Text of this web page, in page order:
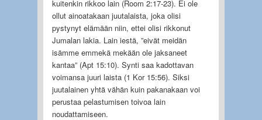
kuitenkin rikkoo lain (Room 2:17-23). Ei ole
ollut ainoatakaan juutalaista, joka olisi
pystynyt elämään niin, ettei olisi rikkonut
Jumalan lakia. Lain iestä, ”eivät meidän
isämme emmekä mekään ole jaksaneet
kantaa” (Apt 15:10). Synti saa kadottavan
voimansa juuri laista (1 Kor 15:56). Siksi
juutalainen yhtä vähän kuin pakanakaan voi
perustaa pelastumisen toivoa lain
noudattamiseen.